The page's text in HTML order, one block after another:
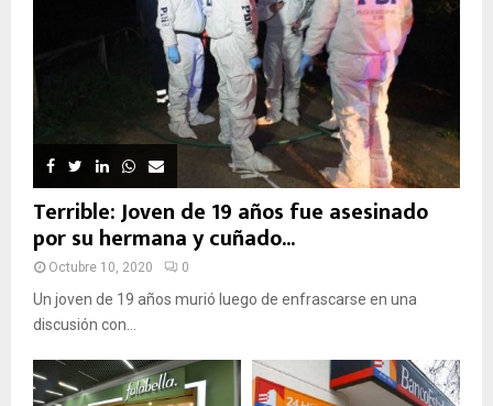
Terrible: Joven de 19 años fue asesinado
por su hermana y cuñado...
Octubre 10, 2020 0
Un joven de 19 años murió luego de enfrascarse en una
discusión con...